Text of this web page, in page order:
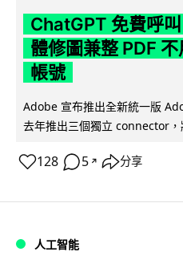
ChatGPT 免費呼
體修圖兼整 PDF
帳號
Adobe 宣布推出全新統一版
去年推出三個獨立 connector
128 5 ↗ 分享
人工智能